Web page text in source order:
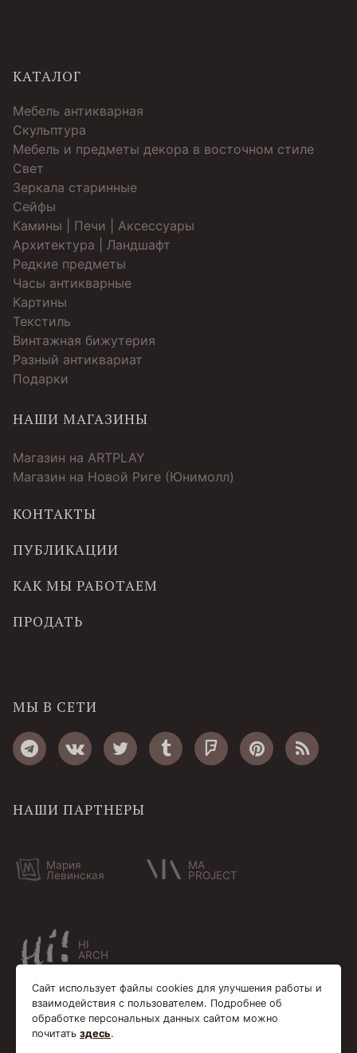
КАТАЛОГ
Мебель антикварная
Скульптура
Мебель и предметы декора в восточном стиле
Свет
Зеркала старинные
Cейфы
Камины | Печи | Аксессуары
Архитектура | Ландшафт
Редкие предметы
Часы антикварные
Картины
Текстиль
Винтажная бижутерия
Разный антиквариат
Подарки
НАШИ МАГАЗИНЫ
Магазин на ARTPLAY
Магазин на Новой Риге (Юнимолл)
КОНТАКТЫ
ПУБЛИКАЦИИ
КАК МЫ РАБОТАЕМ
ПРОДАТЬ
МЫ В СЕТИ
НАШИ ПАРТНЕРЫ
Мария
Левинская
MA
PROJECT
HI
ARCH
Сайт использует файлы cookies для улучшения работы и
взаимодействия с пользователем. Подробнее об
обработке персональных данных сайтом можно
почитать здесь.